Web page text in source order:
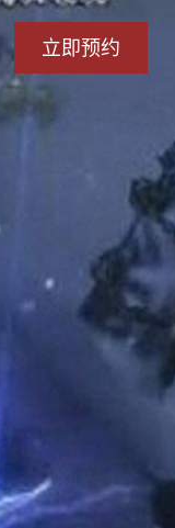
立即预约